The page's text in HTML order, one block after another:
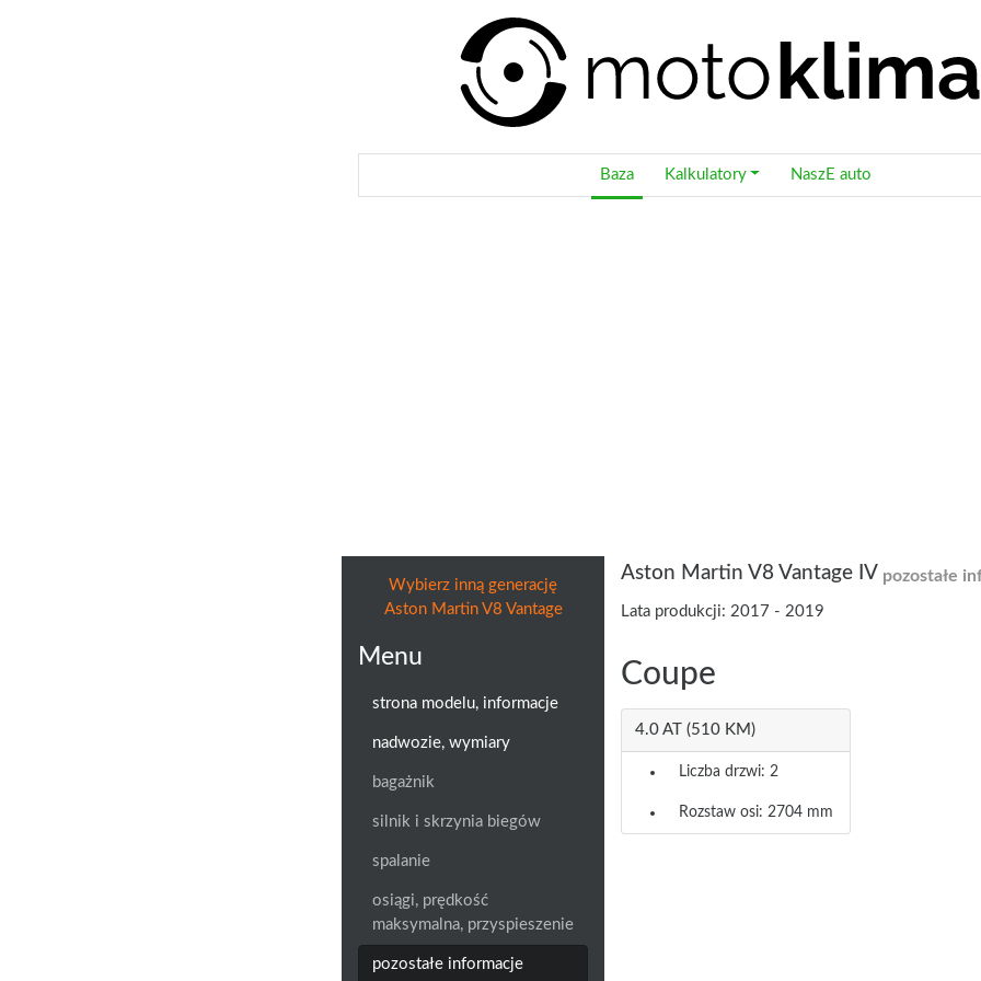
Baza Kalkulatory NaszE auto
Wybierz inną generację
Aston Martin V8 Vantage
Menu
strona modelu, informacje
nadwozie, wymiary
bagażnik
silnik i skrzynia biegów
spalanie
osiągi, prędkość
maksymalna, przyspieszenie
pozostałe informacje
Aston Martin V8 Vantage IV pozostałe
Lata produkcji: 2017 - 2019
Coupe
4.0 AT (510 KM)
Liczba drzwi: 2
Rozstaw osi: 2704 mm